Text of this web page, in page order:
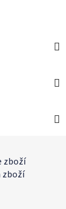
zboží
zboží